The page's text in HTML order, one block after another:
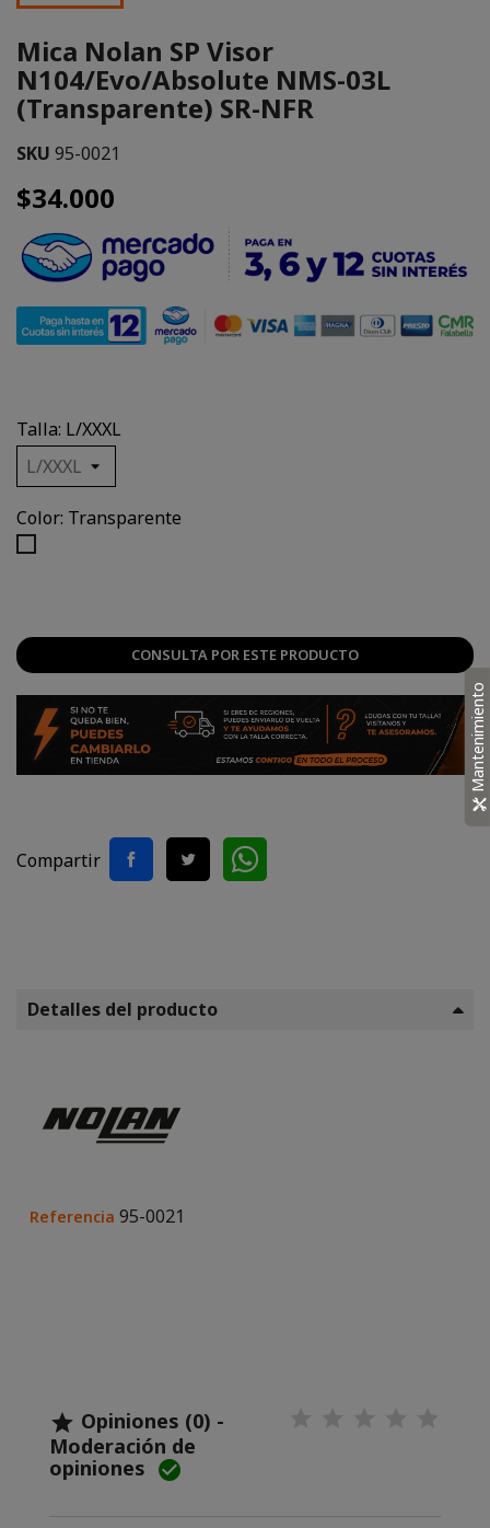
Mica Nolan SP Visor
N104/Evo/Absolute NMS-03L
(Transparente) SR-NFR
SKU 95-0021
$34.000
Talla: L/XXXL
Color: Transparente
CONSULTA POR ESTE PRODUCTO
Compartir
Detalles del producto
Referencia 95-0021
 Opiniones (0) -
Moderación de
opiniones 
Mantenimiento